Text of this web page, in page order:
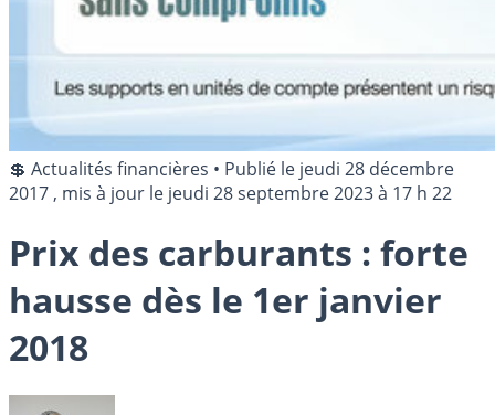
💲 Actualités financières • Publié le jeudi 28 décembre
2017 , mis à jour le jeudi 28 septembre 2023 à 17 h 22
Prix des carburants : forte
hausse dès le 1er janvier
2018